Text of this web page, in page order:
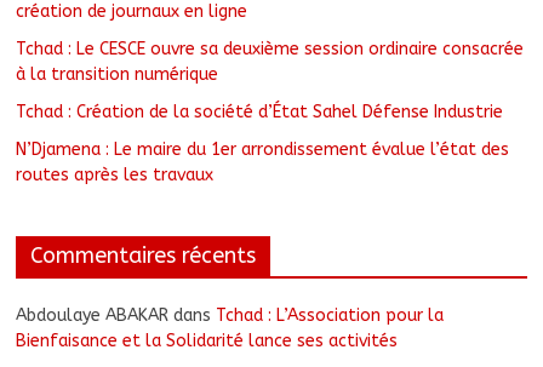
création de journaux en ligne
Tchad : Le CESCE ouvre sa deuxième session ordinaire consacrée
à la transition numérique
Tchad : Création de la société d’État Sahel Défense Industrie
N’Djamena : Le maire du 1er arrondissement évalue l’état des
routes après les travaux
Commentaires récents
Abdoulaye ABAKAR dans Tchad : L’Association pour la
Bienfaisance et la Solidarité lance ses activités